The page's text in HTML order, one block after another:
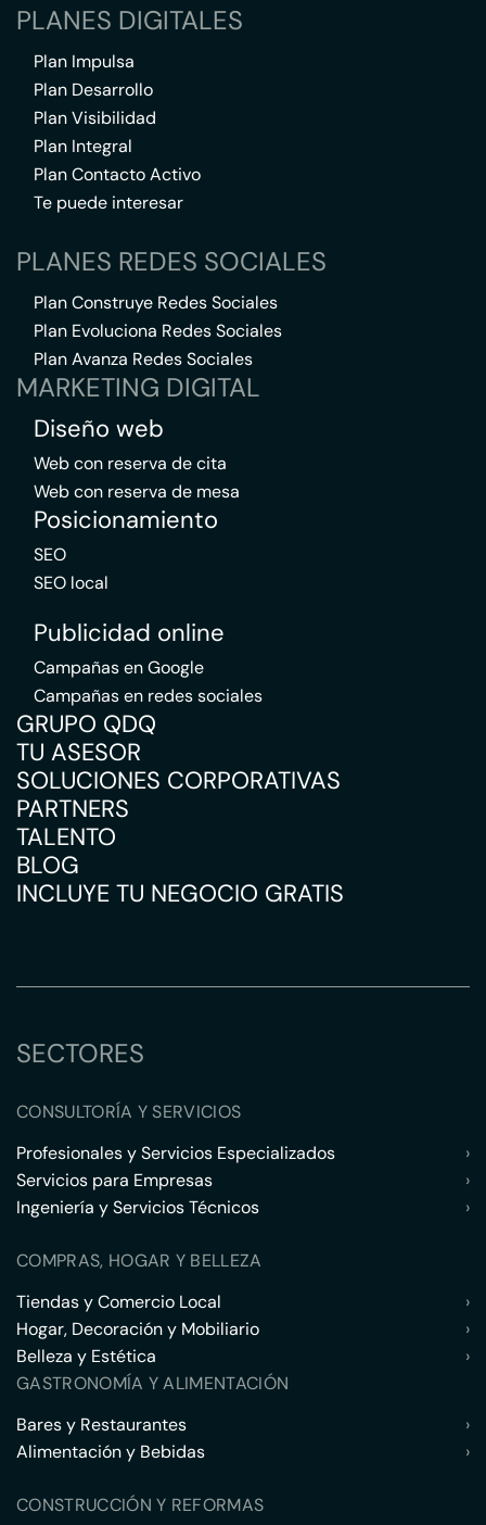
PLANES DIGITALES
Plan Impulsa
Plan Desarrollo
Plan Visibilidad
Plan Integral
Plan Contacto Activo
Te puede interesar
PLANES REDES SOCIALES
Plan Construye Redes Sociales
Plan Evoluciona Redes Sociales
Plan Avanza Redes Sociales
MARKETING DIGITAL
Diseño web
Web con reserva de cita
Web con reserva de mesa
Posicionamiento
SEO
SEO local
Publicidad online
Campañas en Google
Campañas en redes sociales
GRUPO QDQ
TU ASESOR
SOLUCIONES CORPORATIVAS
PARTNERS
TALENTO
BLOG
INCLUYE TU NEGOCIO GRATIS
SECTORES
CONSULTORÍA Y SERVICIOS
Profesionales y Servicios Especializados
›
Servicios para Empresas
›
Ingeniería y Servicios Técnicos
›
COMPRAS, HOGAR Y BELLEZA
Tiendas y Comercio Local
›
Hogar, Decoración y Mobiliario
›
Belleza y Estética
›
GASTRONOMÍA Y ALIMENTACIÓN
Bares y Restaurantes
›
Alimentación y Bebidas
›
CONSTRUCCIÓN Y REFORMAS